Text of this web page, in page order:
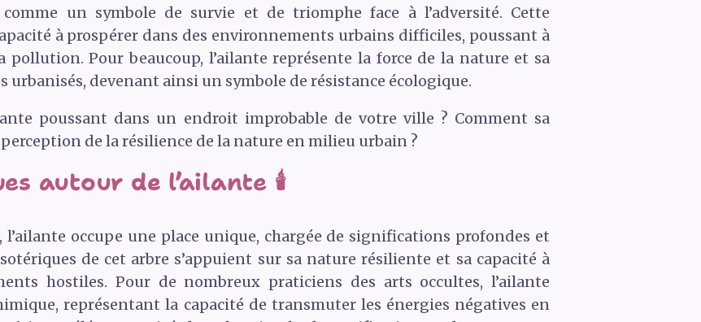
un symbole de survie et de triomphe face à l’adversité. Cette
à prospérer dans des environnements urbains difficiles, poussant à
Pour beaucoup, l’ailante représente la force de la nature et sa
urbanisés, devenant ainsi un symbole de résistance écologique.
poussant dans un endroit improbable de votre ville ? Comment sa
de la résilience de la nature en milieu urbain ?
autour de l’ailante 🕯️
l’ailante occupe une place unique, chargée de significations profondes et
de cet arbre s’appuient sur sa nature résiliente et sa capacité à
hostiles. Pour de nombreux praticiens des arts occultes, l’ailante
représentant la capacité de transmuter les énergies négatives en